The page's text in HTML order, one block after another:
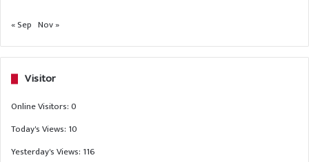
« Sep Nov »
Visitor
Online Visitors:0
Today's Views: 10
Yesterday's Views: 116